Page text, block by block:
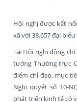
Hội nghị được kết
xã với 38.657 đại
Tại Hội nghị đồng chí
tướng Thường trực
điểm chỉ đạo, mục
Nghị quyết số 10-
phát triển kinh tế có